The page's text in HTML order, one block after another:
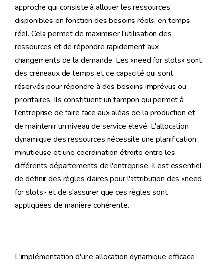
approche qui consiste à allouer les ressources
disponibles en fonction des besoins réels, en temps
réel. Cela permet de maximiser l'utilisation des
ressources et de répondre rapidement aux
changements de la demande. Les «need for slots» sont
des créneaux de temps et de capacité qui sont
réservés pour répondre à des besoins imprévus ou
prioritaires. Ils constituent un tampon qui permet à
l'entreprise de faire face aux aléas de la production et
de maintenir un niveau de service élevé. L'allocation
dynamique des ressources nécessite une planification
minutieuse et une coordination étroite entre les
différents départements de l'entreprise. Il est essentiel
de définir des règles claires pour l'attribution des «need
for slots» et de s'assurer que ces règles sont
appliquées de manière cohérente.
L'implémentation d'une allocation dynamique efficace